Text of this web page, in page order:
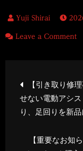
Leave a Commenton
例
川
崎
中
投
稿
ナ
【引き取り修
せない電動アシ
り、足回りを新
【重要なお知